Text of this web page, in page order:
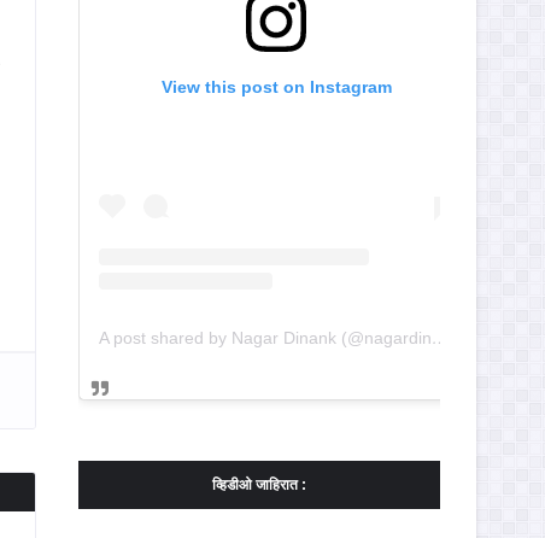
View this post on Instagram
A post shared by Nagar Dinank (@nagardinank)
व्हिडीओ जाहिरात :